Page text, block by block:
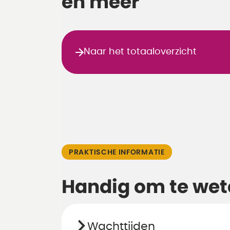
Naar het totaaloverzicht
PRAKTISCHE INFORMATIE
Handig om te
Wachttijden